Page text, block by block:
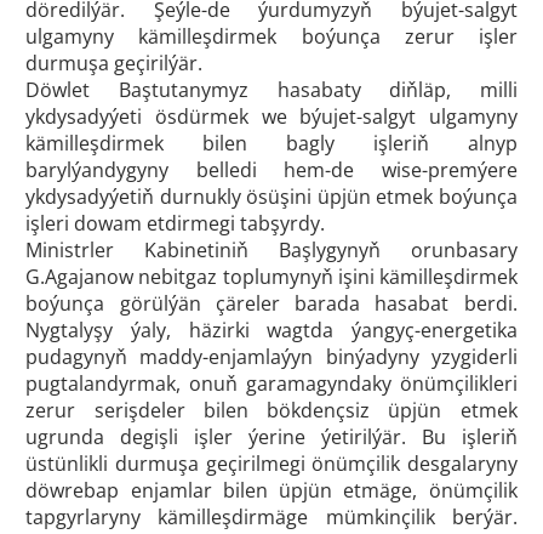
döredilýär. Şeýle-de ýurdumyzyň býujet-salgyt
ulgamyny kämilleşdirmek boýunça zerur işler
durmuşa geçirilýär.
Döwlet Baştutanymyz hasabaty diňläp, milli
ykdysadyýeti ösdürmek we býujet-salgyt ulgamyny
kämilleşdirmek bilen bagly işleriň alnyp
barylýandygyny belledi hem-de wise-premýere
ykdysadyýetiň durnukly ösüşini üpjün etmek boýunça
işleri dowam etdirmegi tabşyrdy.
Ministrler Kabinetiniň Başlygynyň orunbasary
G.Agajanow nebitgaz toplumynyň işini kämilleşdirmek
boýunça görülýän çäreler barada hasabat berdi.
Nygtalyşy ýaly, häzirki wagtda ýangyç-energetika
pudagynyň maddy-enjamlaýyn binýadyny yzygiderli
pugtalandyrmak, onuň garamagyndaky önümçilikleri
zerur serişdeler bilen bökdençsiz üpjün etmek
ugrunda degişli işler ýerine ýetirilýär. Bu işleriň
üstünlikli durmuşa geçirilmegi önümçilik desgalaryny
döwrebap enjamlar bilen üpjün etmäge, önümçilik
tapgyrlaryny kämilleşdirmäge mümkinçilik berýär.